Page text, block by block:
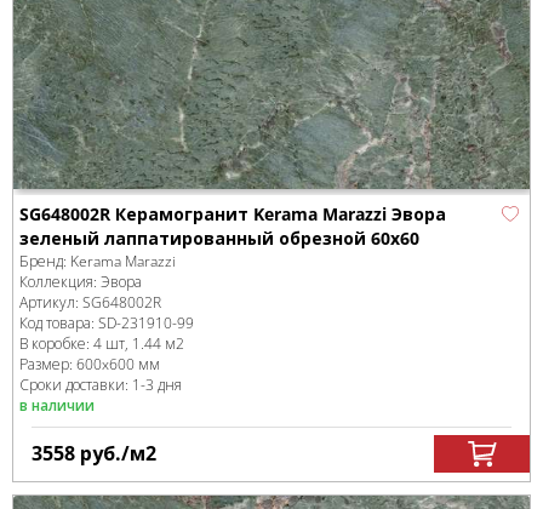
SG648002R Керамогранит Kerama Marazzi Эвора
зеленый лаппатированный обрезной 60х60
Бренд: Kerama Marazzi
Коллекция: Эвора
Артикул: SG648002R
Код товара: SD-231910-99
В коробке: 4 шт, 1.44 м2
Размер: 600x600 мм
Сроки доставки: 1-3 дня
в наличии
3558 руб./м2